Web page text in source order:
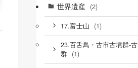
世界遺産 (2)
17.富士山 (1)
23.百舌鳥・古市古墳群‐
群 (1)